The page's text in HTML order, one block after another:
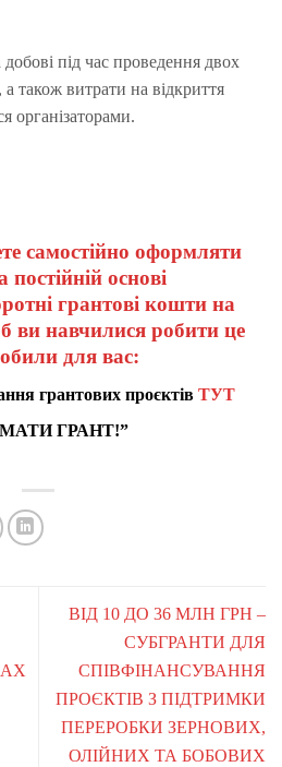
під час проведення двох
також витрати на відкриття
організаторами.
самостійно оформляти
основі
грантові кошти на
ви навчилися робити це
для вас:
грантових проєктівТУТ
ГРАНТ!”
ВІД 10 ДО 36 МЛН ГРН –
СУБГРАНТИ ДЛЯ
СПІВФІНАНСУВАННЯ
ПРОЄКТІВ З ПІДТРИМКИ
ПЕРЕРОБКИ ЗЕРНОВИХ,
ОЛІЙНИХ ТА БОБОВИХ